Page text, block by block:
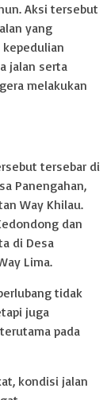
Aksi tersebut
yang
jalan serta
melakukan
tersebar di
Panengahan,
Way Khilau.
dan
di Desa
Lima.
tidak
juga
pada
kondisi jalan